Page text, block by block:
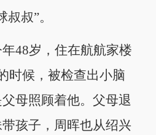
叔”。
岁，住在航航家楼
时候，被检查出小脑
母照顾着他。父母退
孩子，周晖也从绍兴